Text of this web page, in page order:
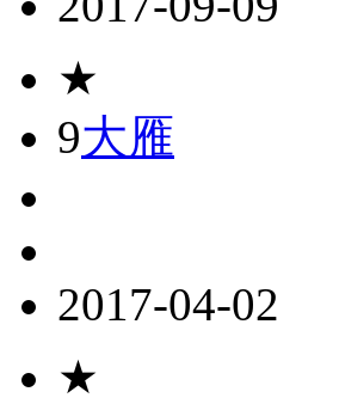
★
9大雁
2017-04-02
★